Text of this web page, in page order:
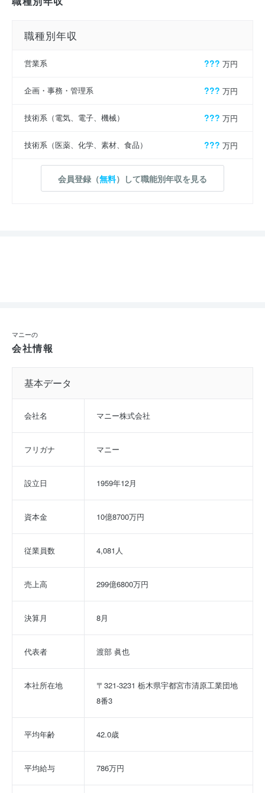
職種別年収
営業系 ??? 万円
企画・事務・管理系 ??? 万円
技術系（電気、電子、機械） ??? 万円
技術系（医薬、化学、素材、食品） ??? 万円
会員登録（無料）して職能別年収を見る
マニーの
会社情報
基本データ
会社名 マニー株式会社
フリガナ マニー
設立日 1959年12月
資本金 10億8700万円
従業員数 4,081人
売上高 299億6800万円
決算月 8月
代表者 渡部 眞也
本社所在地
〒321-3231 栃木県宇都宮市清原工業団地
8番3
平均年齢 42.0歳
平均給与 786万円